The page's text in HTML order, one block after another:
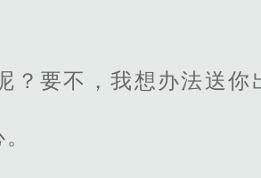
？要不，我想办法送你